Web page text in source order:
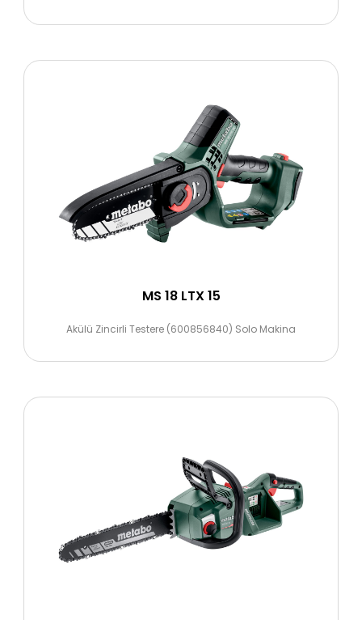
MS 18 LTX 15
Akülü Zincirli Testere (600856840) Solo Makina